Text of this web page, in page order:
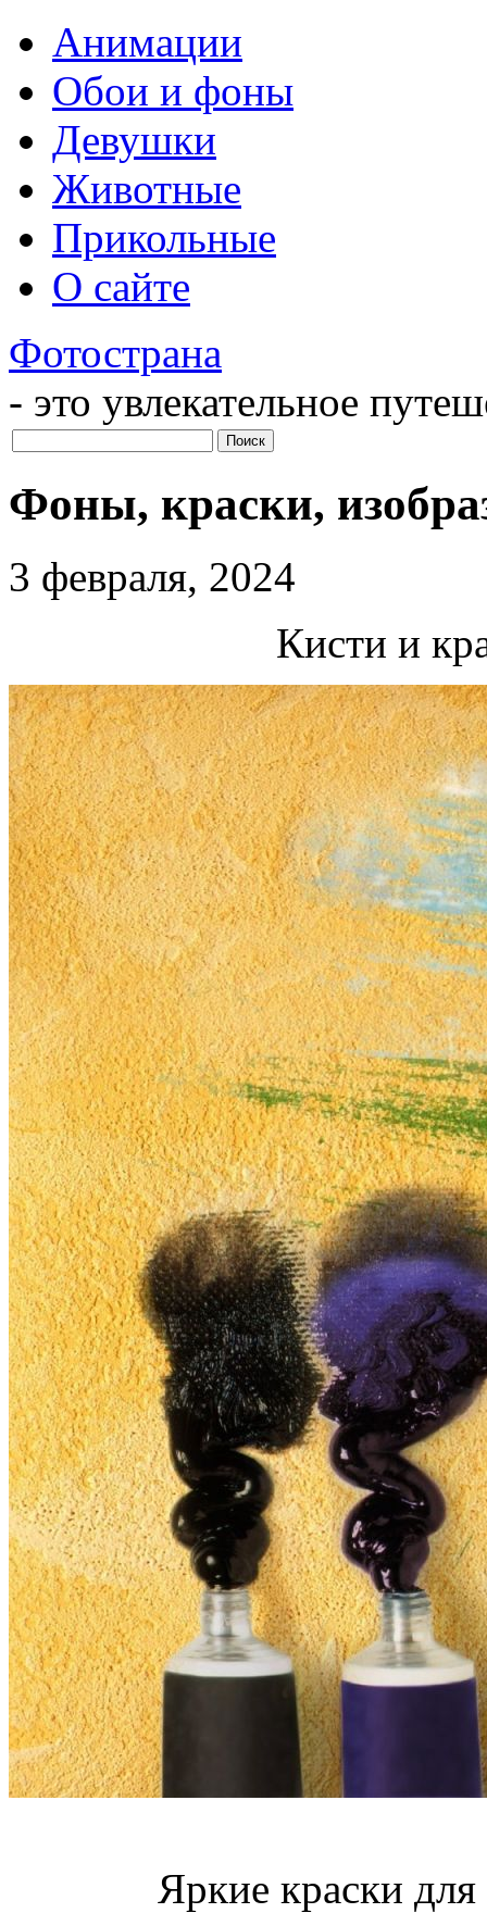
Анимации
Обои и фоны
Девушки
Животные
Прикольные
О сайте
Фотострана
- это увлекательное
Фоны, краски,
3 февраля, 2024
Кисти и
Яркие краски